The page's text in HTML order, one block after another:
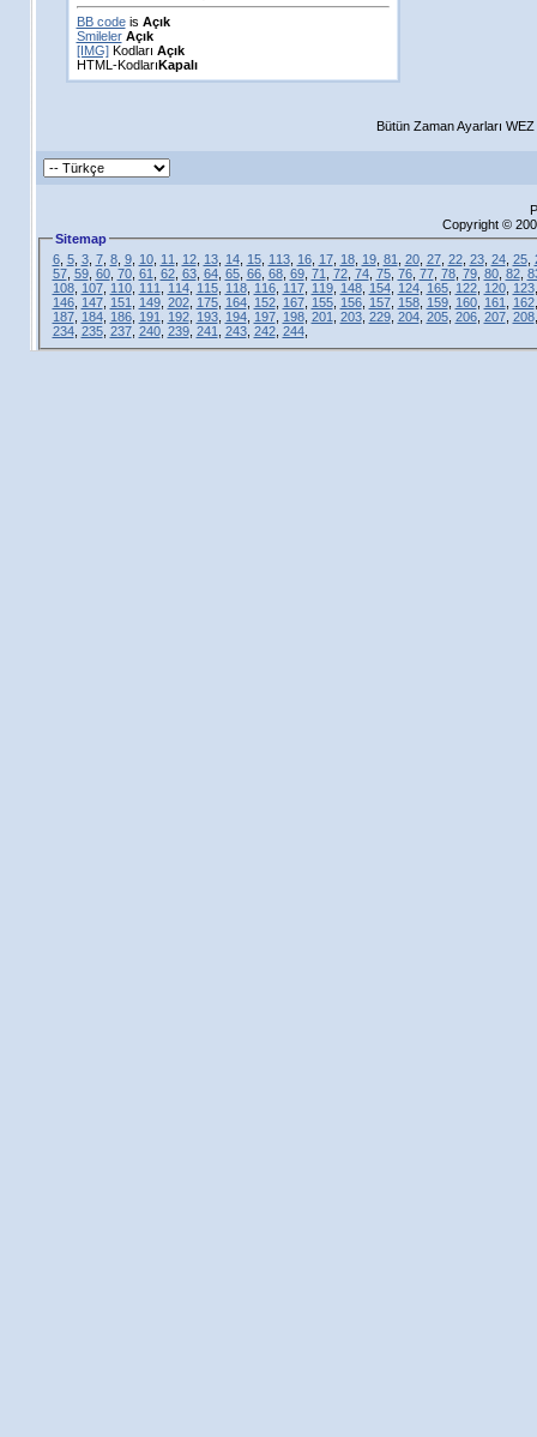
BB codeis Açık
Smileler Açık
[IMG]Kodları Açık
HTML-KodlarıKapalı
Bütün Zaman Ayarları
Copyright ©
Sitemap
6, 5, 3, 7, 8, 9, 10, 11 12, 13, 14, 15, 113, 16, 17, 18, 19, 81 20, 27, 22, 23, 24, 25,
57, 59, 60, 70, 61 62, 63, 64, 65, 66, 68, 69, 71 72, 74, 75, 76, 77, 78, 79, 80, 82,
108, 107, 110, 111 114, 115, 118, 116, 117, 119, 148, 154, 124, 165, 122, 120, 123
146, 147, 151 149, 202, 175, 164, 152, 167, 155, 156, 157, 158, 159, 160, 161 162
187, 184, 186, 191 192, 193, 194, 197, 198, 201 203, 229, 204, 205, 206, 207, 208
234, 235, 237, 240, 239, 241 243, 242, 244,